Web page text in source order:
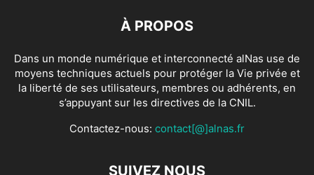
À PROPOS
Dans un monde numérique et interconnecté alNas use de
moyens techniques actuels pour protéger la Vie privée et
la liberté de ses utilisateurs, membres ou adhérents, en
s’appuyant sur les directives de la CNIL.
Contactez-nous: contact[@]alnas.fr
SUIVEZ NOUS